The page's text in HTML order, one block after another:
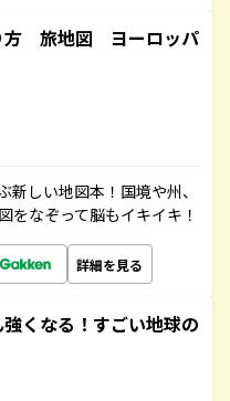
方 旅地図 ヨーロッパ
しい地図本！国境や州、
をなぞって脳もイキイキ！
詳細を見る
くなる！すごい地球の